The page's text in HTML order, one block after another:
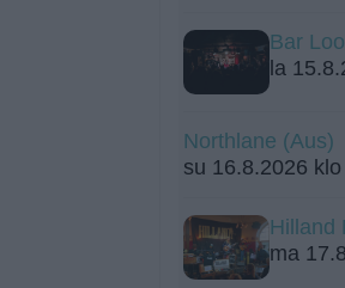
Bar
la
Northlane (Aus)
su 16.8.2026
Hilland
ma